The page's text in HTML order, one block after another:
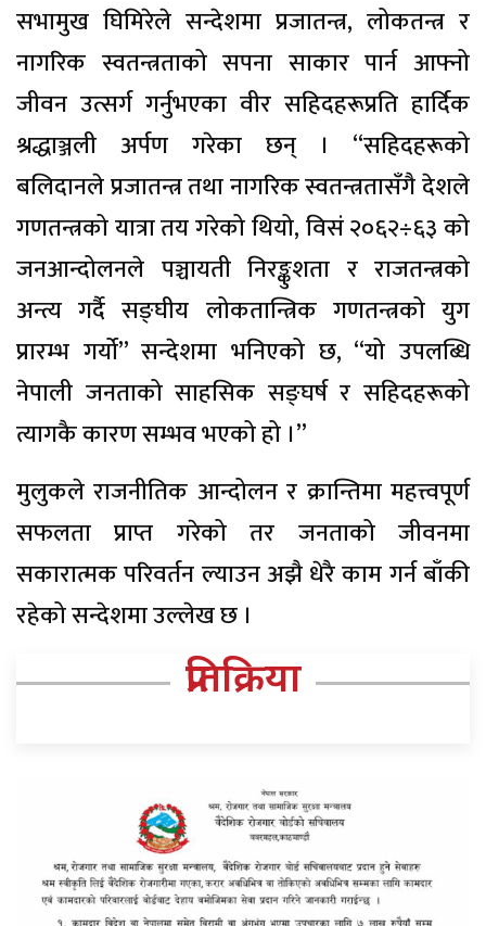
सभामुख घिमिरेले सन्देशमा प्रजातन्त्र, लोकतन्त्र र
नागरिक स्वतन्त्रताको सपना साकार पार्न आफ्नो
जीवन उत्सर्ग गर्नुभएका वीर सहिदहरूप्रति हार्दिक
श्रद्धाञ्जली अर्पण गरेका छन् । “सहिदहरूको
बलिदानले प्रजातन्त्र तथा नागरिक स्वतन्त्रतासँगै देशले
गणतन्त्रको यात्रा तय गरेको थियो, विसं २०६२÷६३ को
जनआन्दोलनले पञ्चायती निरङ्कुशता र राजतन्त्रको
अन्त्य गर्दै सङ्घीय लोकतान्त्रिक गणतन्त्रको युग
प्रारम्भ गर्यो” सन्देशमा भनिएको छ, “यो उपलब्धि
नेपाली जनताको साहसिक सङ्घर्ष र सहिदहरूको
त्यागकै कारण सम्भव भएको हो ।”
मुलुकले राजनीतिक आन्दोलन र क्रान्तिमा महत्त्वपूर्ण
सफलता प्राप्त गरेको तर जनताको जीवनमा
सकारात्मक परिवर्तन ल्याउन अझै धेरै काम गर्न बाँकी
रहेको सन्देशमा उल्लेख छ ।
प्रतिक्रिया